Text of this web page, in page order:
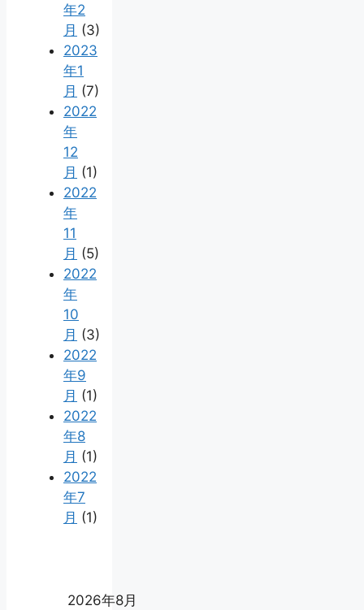
年2
月 (3)
2023
年1
月 (7)
2022
年
12
月 (1)
2022
年
11
月 (5)
2022
年
10
月 (3)
2022
年9
月 (1)
2022
年8
月 (1)
2022
年7
月 (1)
2026年8月